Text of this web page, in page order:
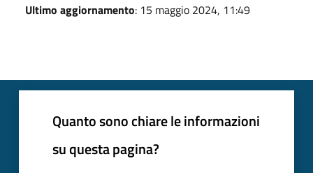
Ultimo aggiornamento: 15 maggio 2024, 11:49
Quanto sono chiare le informazioni
su questa pagina?